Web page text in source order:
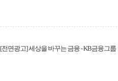
[전면광고] 세상을 바꾸는 금융 - KB금융그룹